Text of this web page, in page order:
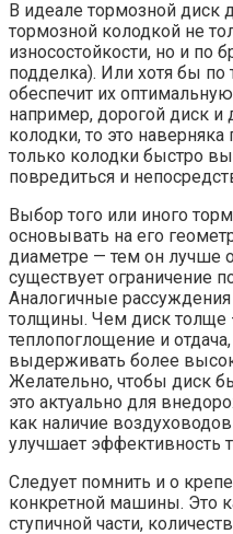
В идеале тормозной диск
тормозной колодкой не
износостойкости, но и по
подделка). Или хотя бы по
обеспечит их
например, дорогой диск
колодки, то это
только колодки быстро
повредиться и
Выбор того или иного
основывать на его
диаметре — тем он лучше
существует ограничение
Аналогичные
толщины. Чем диск толще
теплопоглощение и
выдерживать более
Желательно, чтобы диск
это актуально для
как наличие
улучшает эффективность
Следует помнить и о
конкретной машины. Это
ступичной части,